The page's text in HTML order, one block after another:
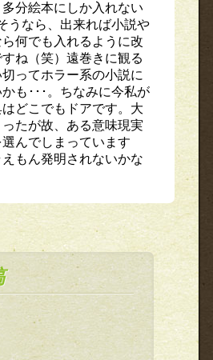
分絵本にしか入れない
うなら、出来れば小説や
何でも入れるように改
ね（笑）遠巻きに観る
ってホラー系の小説に
も･･･。ちなみに今私が
どこでもドアです。大
たが故、ある意味現実
んでしまっています
えもん発明されないかな